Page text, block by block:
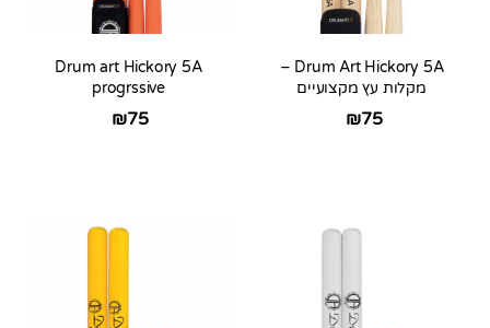
Drum Art Hickory 5A –
מקלות עץ מקצועיים
₪75
Drum art Hickory 5A
progrssive
₪75